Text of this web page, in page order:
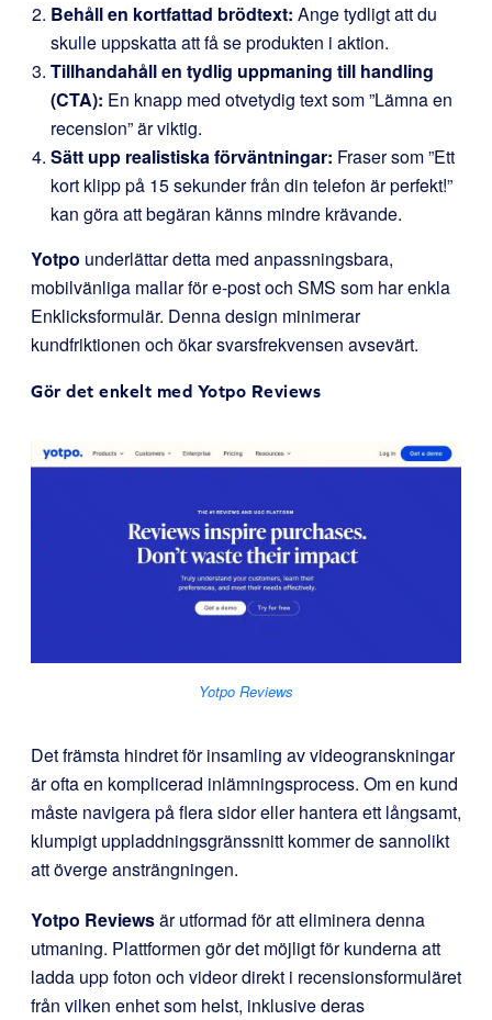
Behåll en kortfattad brödtext: Ange tydligt att du
skulle uppskatta att få se produkten i aktion.
Tillhandahåll en tydlig uppmaning till handling
(CTA): En knapp med otvetydig text som ”Lämna en
recension” är viktig.
Sätt upp realistiska förväntningar: Fraser som ”Ett
kort klipp på 15 sekunder från din telefon är perfekt!”
kan göra att begäran känns mindre krävande.
Yotpo underlättar detta med anpassningsbara,
mobilvänliga mallar för e-post och SMS som har enkla
Enklicksformulär. Denna design minimerar
kundfriktionen och ökar svarsfrekvensen avsevärt.
Gör det enkelt med Yotpo Reviews
Yotpo Reviews
Det främsta hindret för insamling av videogranskningar
är ofta en komplicerad inlämningsprocess. Om en kund
måste navigera på flera sidor eller hantera ett långsamt,
klumpigt uppladdningsgränssnitt kommer de sannolikt
att överge ansträngningen.
Yotpo Reviewsär utformad för att eliminera denna
utmaning. Plattformen gör det möjligt för kunderna att
ladda upp foton och videor direkt i recensionsformuläret
från vilken enhet som helst, inklusive deras